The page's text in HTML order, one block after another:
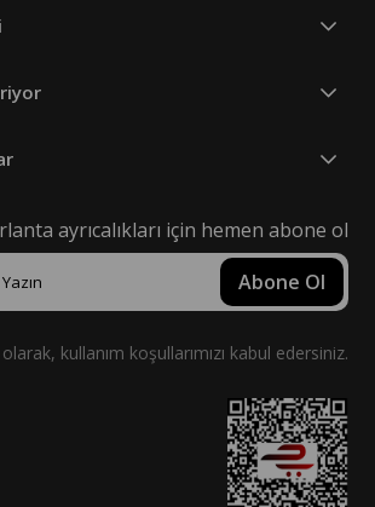
ayrıcalıkları için hemen abone ol
Abone Ol
kullanım koşullarımızı kabul edersiniz.